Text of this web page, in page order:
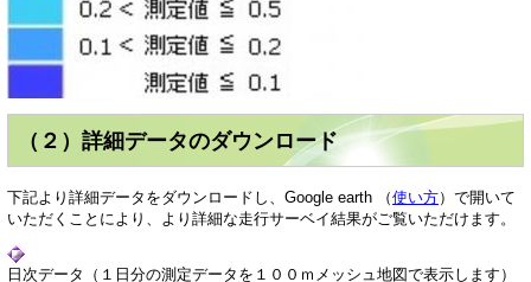
（２）詳細データのダウンロード
下記より詳細データをダウンロードし、Google earth （使い方）で開いて
いただくことにより、より詳細な走行サーベイ結果がご覧いただけます。
日次データ（１日分の測定データを１００ｍメッシュ地図で表示します）